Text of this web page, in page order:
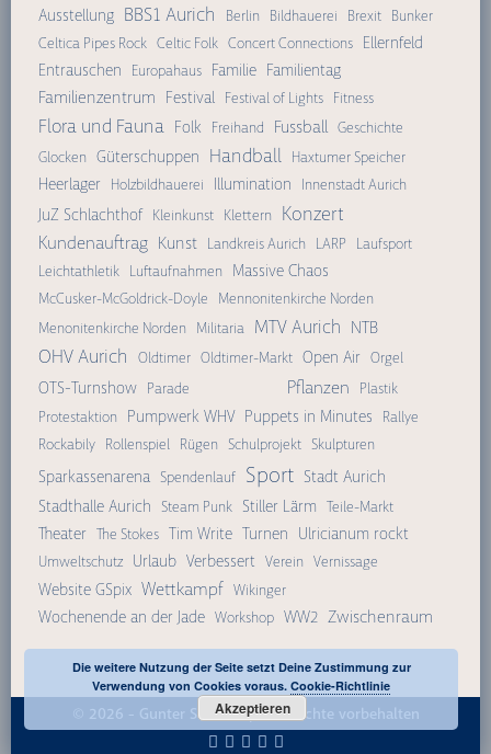
Ausstellung BBS1 Aurich Berlin Bildhauerei Brexit Bunker
Celtica Pipes Rock Celtic Folk Concert Connections Ellernfeld
Entrauschen
Europahaus Familie Familientag
Familienzentrum Festival Festival of Lights Fitness
Flora und Fauna Folk Freihand Fussball Geschichte
Glocken Güterschuppen Handball Haxtumer Speicher
Heerlager Holzbildhauerei Illumination Innenstadt Aurich
JuZ Schlachthof Kleinkunst Klettern Konzert
Kundenauftrag Kunst Landkreis Aurich LARP Laufsport
Leichtathletik Luftaufnahmen Massive Chaos
McCusker-McGoldrick-Doyle
Mennonitenkirche Norden
Menonitenkirche Norden
Militaria MTV Aurich NTB
OHV Aurich Oldtimer Oldtimer-Markt Open Air Orgel
OTS-Turnshow Parade Pflanzen
Plastik
Protestaktion
Pumpwerk WHV Puppets in Minutes
Rallye
Rockabily Rollenspiel Rügen Schulprojekt Skulpturen
Sparkassenarena Spendenlauf Sport Stadt Aurich
Stadthalle Aurich Steam Punk Stiller Lärm Teile-Markt
Theater The Stokes Tim Write Turnen Ulricianum rockt
Umweltschutz Urlaub Verbessert Verein Vernissage
Website GSpix Wettkampf Wikinger
Wochenende an der Jade Workshop WW2 Zwischenraum
© 2026 - Gunter Schmidt| Alle Rechte vorbehalten
Die weitere Nutzung der Seite setzt Deine Zustimmung zur
Verwendung von Cookies voraus.Cookie-Richtlinie
Akzeptieren